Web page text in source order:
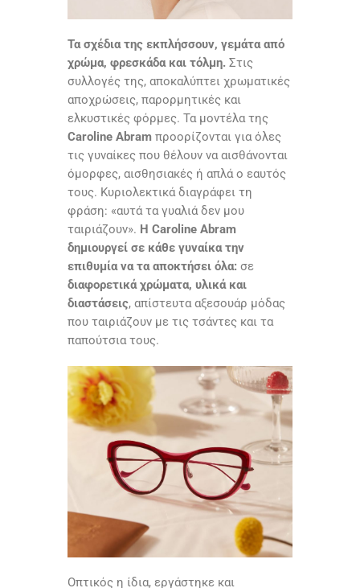
Τα σχέδια της εκπλήσσουν, γεμάτα από
χρώμα, φρεσκάδα και τόλμη. Στις
συλλογές της, αποκαλύπτει χρωματικές
αποχρώσεις, παρορμητικές και
ελκυστικές φόρμες. Τα μοντέλα της
Caroline Abram προορίζονται για όλες
τις γυναίκες που θέλουν να αισθάνονται
όμορφες, αισθησιακές ή απλά ο εαυτός
τους. Κυριολεκτικά διαγράφει τη
φράση: «αυτά τα γυαλιά δεν μου
ταιριάζουν». Η Caroline Αbram
δημιουργεί σε κάθε γυναίκα την
επιθυμία να τα αποκτήσει όλα: σε
διαφορετικά χρώματα, υλικά και
διαστάσεις, απίστευτα αξεσουάρ μόδας
που ταιριάζουν με τις τσάντες και τα
παπούτσια τους.
Οπτικός η ίδια, εργάστηκε και